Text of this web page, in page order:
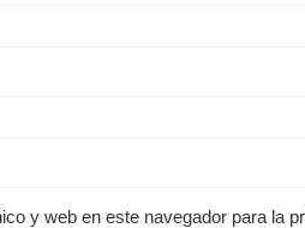
y web en este navegador para la